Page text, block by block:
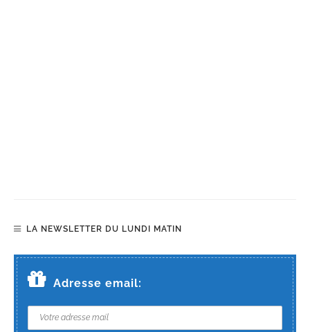
LA NEWSLETTER DU LUNDI MATIN
Adresse email: